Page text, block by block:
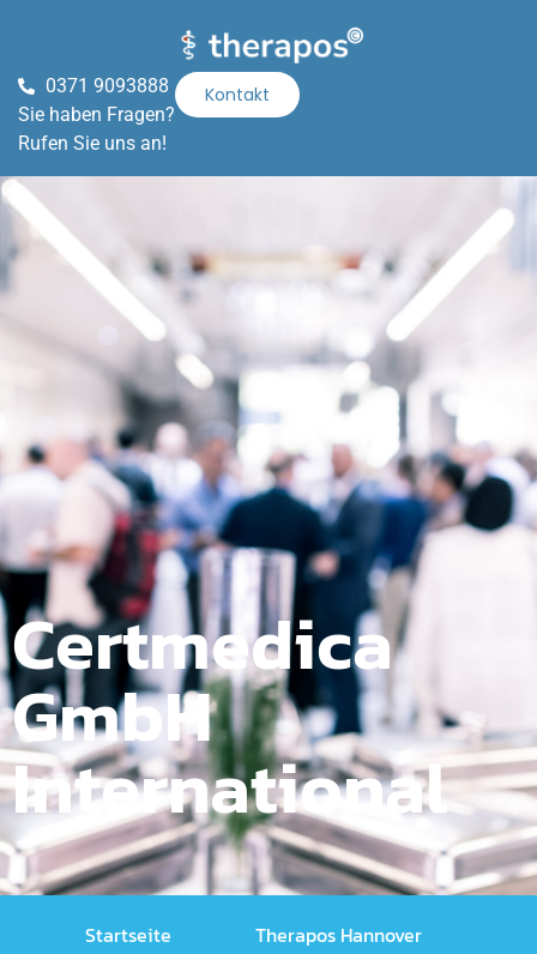
0371 9093888
Sie haben Fragen?
Rufen Sie uns an!
Kontakt
Certmedica
GmbH
International
Startseite
Therapos Hannover